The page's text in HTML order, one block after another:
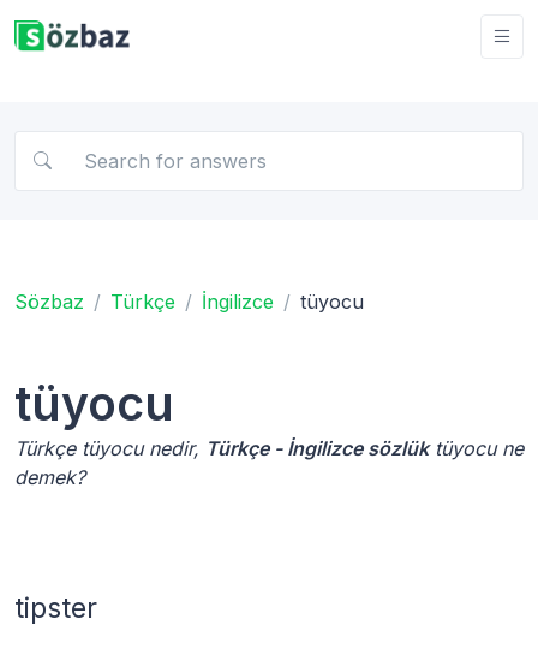
Sözbaz Türkçe İngilizce tüyocu
tüyocu
Türkçe tüyocu nedir, Türkçe - İngilizce sözlüktüyocu ne
demek?
tipster